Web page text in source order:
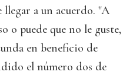
a un acuerdo. "A
o puede que no le guste,
en beneficio de
el número dos de